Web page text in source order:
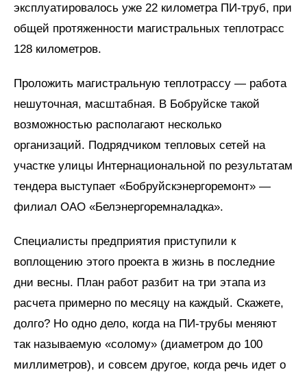
эксплуатировалось уже 22 километра ПИ-труб, при
общей протяженности магистральных теплотрасс
128 километров.
Проложить магистральную теплотрассу — работа
нешуточная, масштабная. В Бобруйске такой
возможностью располагают несколько
организаций. Подрядчиком тепловых сетей на
участке улицы Интернациональной по результатам
тендера выступает «Бобруйскэнергоремонт» —
филиал ОАО «Бел­энергоремналадка».
Специалисты предприятия приступили к
воплощению этого проекта в жизнь в последние
дни весны. План работ разбит на три этапа из
расчета примерно по месяцу на каждый. Скажете,
долго? Но одно дело, когда на ПИ-трубы меняют
так называемую «солому» (диаметром до 100
миллиметров), и совсем другое, когда речь идет о